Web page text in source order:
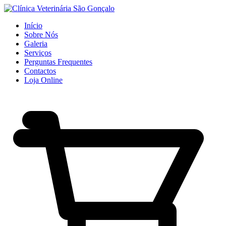
Início
Sobre Nós
Galeria
Serviços
Perguntas Frequentes
Contactos
Loja Online